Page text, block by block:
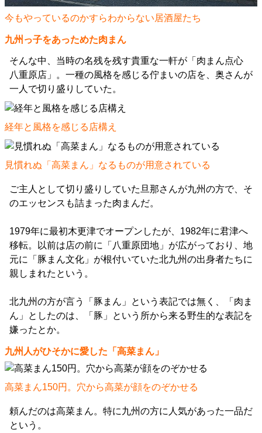
今もやっているのかすらわからない居酒屋たち
九州っ子をあっためた肉まん
そんな中、当時の名残を残す貴重な一軒が「肉まん点心
八重原店」。一種の風格を感じる佇まいの店を、奥さんが
一人で切り盛りしていた。
経年と風格を感じる店構え
見慣れぬ「高菜まん」なるものが用意されている
ご主人として切り盛りしていた旦那さんが九州の方で、そ
のエッセンスも詰まった肉まんだ。
1979年に最初木更津でオープンしたが、1982年に君津へ
移転。以前は店の前に「八重原団地」が広がっており、地
元に「豚まん文化」が根付いていた北九州の出身者たちに
親しまれたという。
北九州の方が言う「豚まん」という表記では無く、「肉ま
ん」としたのは、「豚」という所から来る野生的な表記を
嫌ったとか。
九州人がひそかに愛した「高菜まん」
高菜まん150円。穴から高菜が顔をのぞかせる
頼んだのは高菜まん。特に九州の方に人気があった一品だ
という。